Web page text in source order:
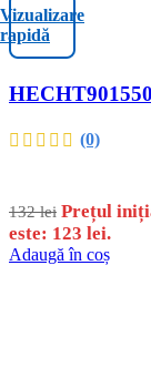
Vizualizare
rapidă
(0)
132lei Prețul
este: 123 lei.
Adaugă în coș